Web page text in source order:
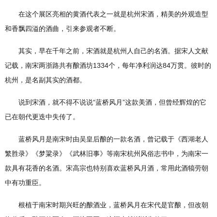
在这个展区亮相的黄酒代表之一就是杭州宋酒，精美的外观造型
和香飘四溢的酒曲，引来参观者不断。
其实，早在千年之前，宋酒就是杭州人自己的名酒。据宋人文献
记载，南宋两浙路共有酿酒坊1334个，每年净利润达84万贯。彼时的
杭州，是名副其实的酒都。
说到宋酒，就不得不说说“蓝桥风月”这款美酒，但曾经辉煌的它
已在朝代更迭中失传了。
蓝桥风月是南宋时由吴皇后酿的一款名酒，曾记载于《西湖老人
繁胜录》《梦粱录》《武林旧事》等南宋杭州风俗志书中，为南宋一
款具有花香的名酒。宋高宗也特别喜欢蓝桥风月酒，常用此酒犒劳朝
中有功重臣。
根植于南宋时期兴旺的酿酒业，蓝桥风月在宋代是官酿，但改朝